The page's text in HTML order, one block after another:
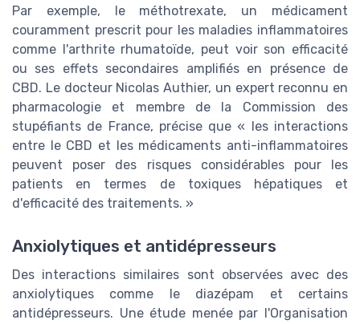
Par exemple, le méthotrexate, un médicament
couramment prescrit pour les maladies inflammatoires
comme l'arthrite rhumatoïde, peut voir son efficacité
ou ses effets secondaires amplifiés en présence de
CBD. Le docteur Nicolas Authier, un expert reconnu en
pharmacologie et membre de la Commission des
stupéfiants de France, précise que « les interactions
entre le CBD et les médicaments anti-inflammatoires
peuvent poser des risques considérables pour les
patients en termes de toxiques hépatiques et
d'efficacité des traitements. »
Anxiolytiques et antidépresseurs
Des interactions similaires sont observées avec des
anxiolytiques comme le diazépam et certains
antidépresseurs. Une étude menée par l'Organisation